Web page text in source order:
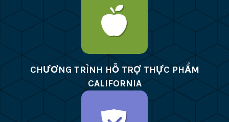
CHƯƠNG TRÌNH HỖ TRỢ THỰC PHẨM
CALIFORNIA